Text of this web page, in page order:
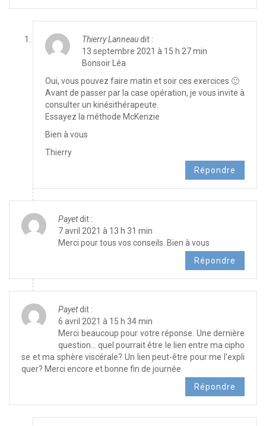
Thierry Lanneaudit :
13 septembre 2021 à 15 h 27 min
Bonsoir Léa
Oui, vous pouvez faire matin et soir ces exercices 🙂
Avant de passer par la case opération, je vous invite à
consulter un kinésithérapeute.
Essayez la méthode McKenzie
Bien à vous
Thierry
Répondre
Payetdit :
7 avril 2021 à 13 h 31 min
Merci pour tous vos conseils. Bien à vous
Répondre
Payetdit :
6 avril 2021 à 15 h 34 min
Merci beaucoup pour votre réponse. Une dernière
question… quel pourrait être le lien entre ma cipho
se et ma sphère viscérale? Un lien peut-être pour me l’expli
quer? Merci encore et bonne fin de journée
Répondre